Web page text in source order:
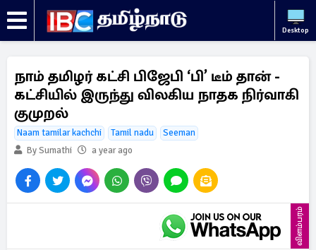
Desktop
நாம் தமிழர் கட்சி பிஜேபி ‘பி’ டீம் தான் -
கட்சியில் இருந்து விலகிய நாதக நிர்வாகி
குமுறல்
Naam tamilar kachchi Tamil nadu
Seeman
By Sumathi
a year ago
விளம்பரம்